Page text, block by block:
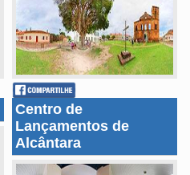
Centro de
Lançamentos de
Alcântara